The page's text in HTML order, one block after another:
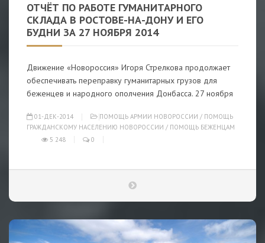
ОТЧЁТ ПО РАБОТЕ ГУМАНИТАРНОГО
СКЛАДА В РОСТОВЕ-НА-ДОНУ И ЕГО
БУДНИ ЗА 27 НОЯБРЯ 2014
Движение «Новороссия» Игоря Стрелкова продолжает
обеспечивать переправку гуманитарных грузов для
беженцев и народного ополчения Донбасса. 27 ноября
01-ДЕК-2014 ПОМОЩЬ АРМИИ НОВОРОССИИ / ПОМОЩЬ
ГРАЖДАНСКОМУ НАСЕЛЕНИЮ НОВОРОССИИ / ПОМОЩЬ БЕЖЕНЦАМ
5 248
0